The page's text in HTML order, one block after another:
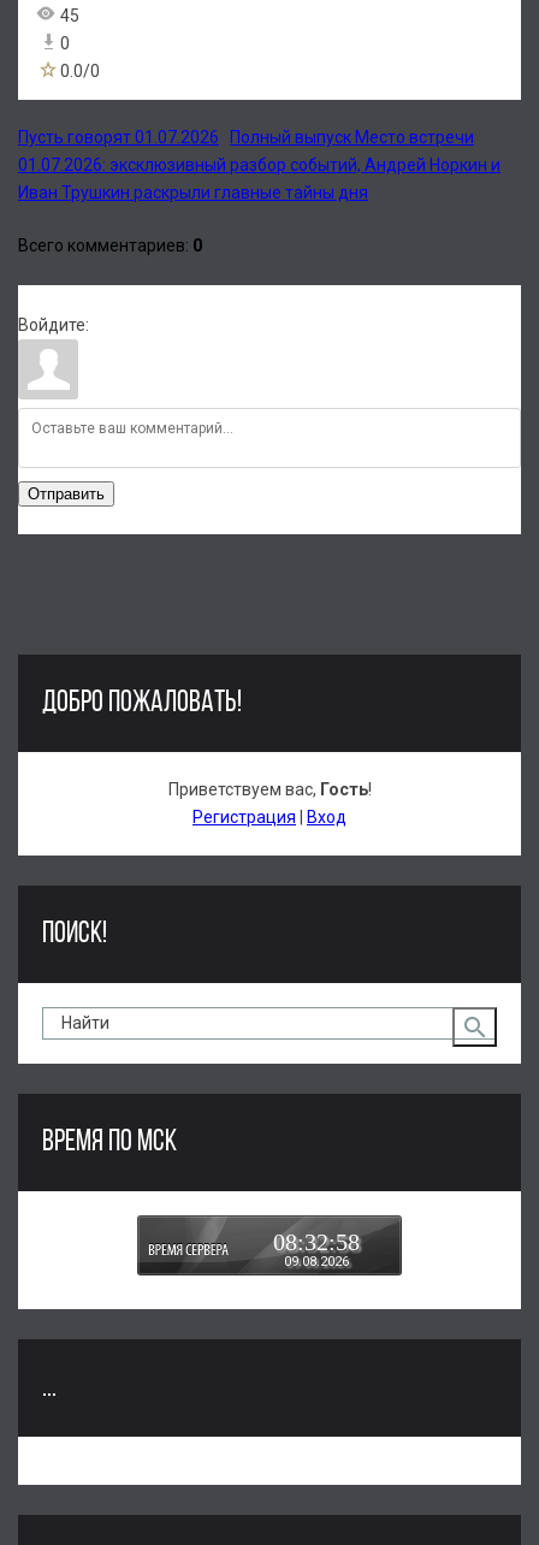
45
0
0.0/0
Пусть говорят 01.07.2026
Полный выпуск Место встречи
01.07.2026: эксклюзивный разбор событий, Андрей Норкин и
Иван Трушкин раскрыли главные тайны дня
Всего комментариев: 0
Войдите:
Отправить
ДОБРО ПОЖАЛОВАТЬ!
Приветствуем вас, Гость!
Регистрация
Вход
ПОИСК!
ВРЕМЯ ПО МСК
08:32:58
09.08.2026
...